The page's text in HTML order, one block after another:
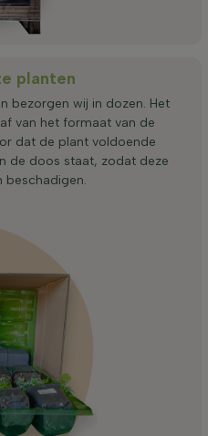
planten
bezorgen wij in dozen. Het
van het formaat van de
dat de plant voldoende
de doos staat, zodat deze
beschadigen.